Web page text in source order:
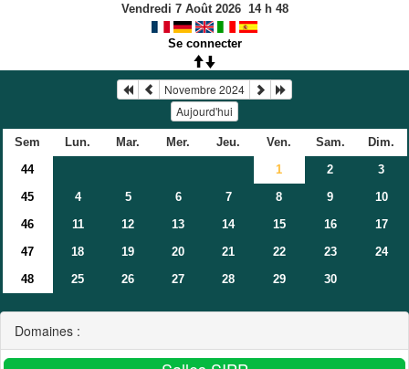
Vendredi 7 Août 2026 14h 48
Se connecter
Novembre 2024
Aujourd'hui
Sem Lun. Mar. Mer. Jeu. Ven. Sam.
Dim.
44
1 2
3
45
4 5 6 7 8 9
10
46
11 12 13 14 15 16
17
47
18 19 20 21 22 23
24
48
25 26 27 28 29 30
Domaines :